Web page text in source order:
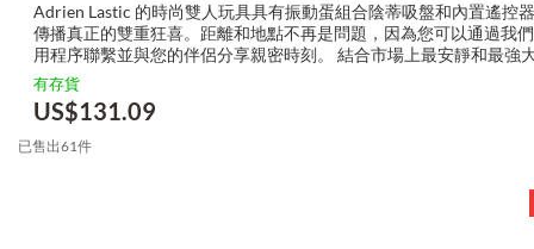
Adrien Lastic 的時尚雙人玩具具有振動蛋組合陰蒂吸盤和內置遙控
傳播真正的雙重狂喜。距離和地點不再是問題，因為您可以通過我
用程序聯繫並與您的伴侶分享親密時刻。 結合市場上最安靜和最強
力之一，加上柔軟、符合人體工程學且易於插入的振動蛋，靈感將
性高潮。它的獨...
有存貨
US$131.09
已售出61件